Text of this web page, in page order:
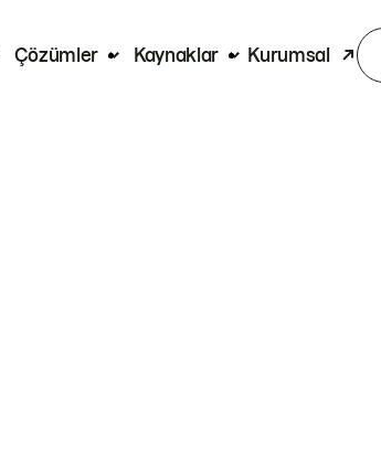
Çözümler Kaynaklar Kurumsal